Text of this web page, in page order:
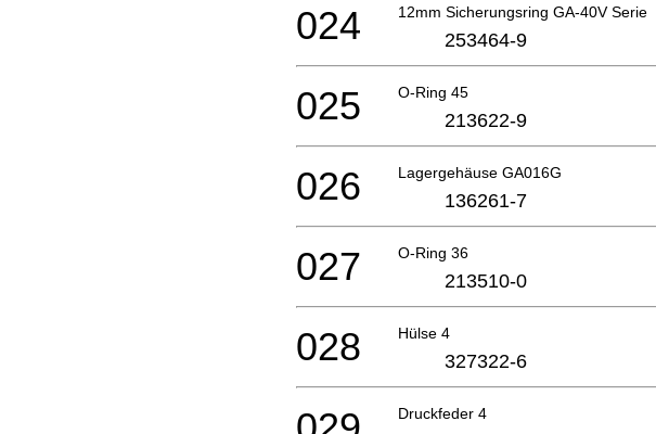
12mm Sicherungsring GA-40V Serie
024 253464-9
O-Ring 45
025 213622-9
Lagergehäuse GA016G
026 136261-7
O-Ring 36
027 213510-0
Hülse 4
028 327322-6
Druckfeder 4